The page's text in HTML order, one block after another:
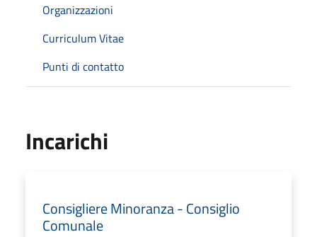
Organizzazioni
Curriculum Vitae
Punti di contatto
Incarichi
Consigliere Minoranza - Consiglio
Comunale